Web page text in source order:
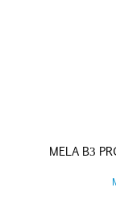
MELA B3